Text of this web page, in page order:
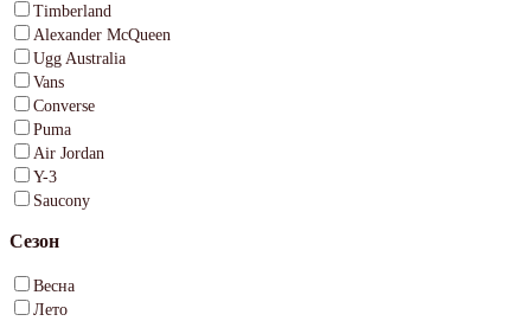
Timberland
Alexander McQueen
Ugg Australia
Vans
Converse
Puma
Air Jordan
Y-3
Saucony
Сезон
Весна
Лето